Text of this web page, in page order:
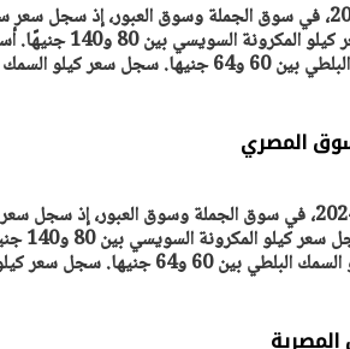
ترصد "أصول مصر" أسعار السمك اليوم الأحد 28 - 7 – 2024، في سوق الجملة وسوق العبور، إذ
سعر كيلو السمك البلطي بين 60 و64 جنيها، فيما سجل سعر كيلو المكرونة
ترصد "أصول مصر" أسعار السمك اليوم الثلاثاء 16 - 7 – 2024، في سوق الجملة وسوق العبور، إذ سجل سعر
سجل سعر كيلو السمك البلطي بين 60 و64